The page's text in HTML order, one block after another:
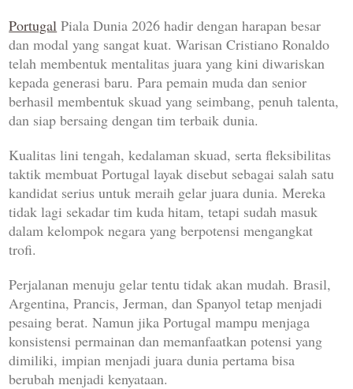
Portugal Piala Dunia 2026 hadir dengan harapan besar
dan modal yang sangat kuat. Warisan Cristiano Ronaldo
telah membentuk mentalitas juara yang kini diwariskan
kepada generasi baru. Para pemain muda dan senior
berhasil membentuk skuad yang seimbang, penuh talenta,
dan siap bersaing dengan tim terbaik dunia.
Kualitas lini tengah, kedalaman skuad, serta fleksibilitas
taktik membuat Portugal layak disebut sebagai salah satu
kandidat serius untuk meraih gelar juara dunia. Mereka
tidak lagi sekadar tim kuda hitam, tetapi sudah masuk
dalam kelompok negara yang berpotensi mengangkat
trofi.
Perjalanan menuju gelar tentu tidak akan mudah. Brasil,
Argentina, Prancis, Jerman, dan Spanyol tetap menjadi
pesaing berat. Namun jika Portugal mampu menjaga
konsistensi permainan dan memanfaatkan potensi yang
dimiliki, impian menjadi juara dunia pertama bisa
berubah menjadi kenyataan.